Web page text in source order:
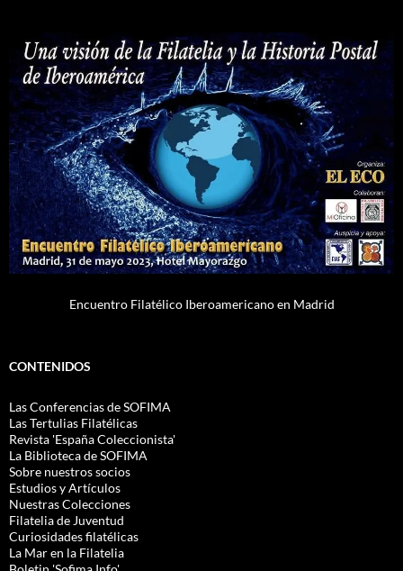
Encuentro Filatélico Iberoamericano en Madrid
CONTENIDOS
Las Conferencias de SOFIMA
Las Tertulias Filatélicas
Revista 'España Coleccionista'
La Biblioteca de SOFIMA
Sobre nuestros socios
Estudios y Artículos
Nuestras Colecciones
Filatelia de Juventud
Curiosidades filatélicas
La Mar en la Filatelia